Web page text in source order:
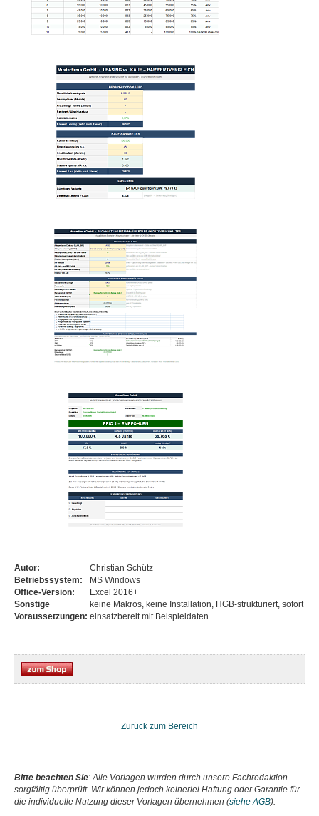
Autor:
Christian Schütz
Betriebssystem:
MS Windows
Office-Version:
Excel 2016+
Sonstige
Voraussetzungen:
keine Makros, keine Installation, HGB-strukturiert, sofort
einsatzbereit mit Beispieldaten
Zurück zum Bereich
Bitte beachten Sie: Alle Vorlagen wurden durch unsere Fachredaktion
sorgfältig überprüft. Wir können jedoch keinerlei Haftung oder Garantie für
die individuelle Nutzung dieser Vorlagen übernehmen (siehe AGB).